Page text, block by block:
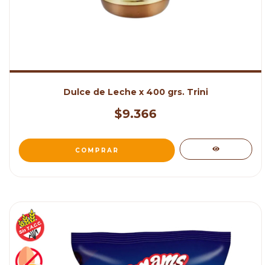
Dulce de Leche x 400 grs. Trini
$9.366